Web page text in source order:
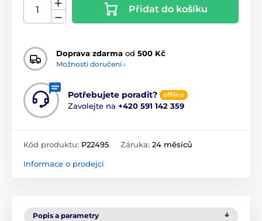
Přidat do košíku
Doprava zdarma od 500 Kč
Možnosti doručení ›
Potřebujete poradit? offline
Zavolejte na +420 591 142 359
Kód produktu: P22495 Záruka: 24 měsíců
Informace o prodejci
Popis a parametry